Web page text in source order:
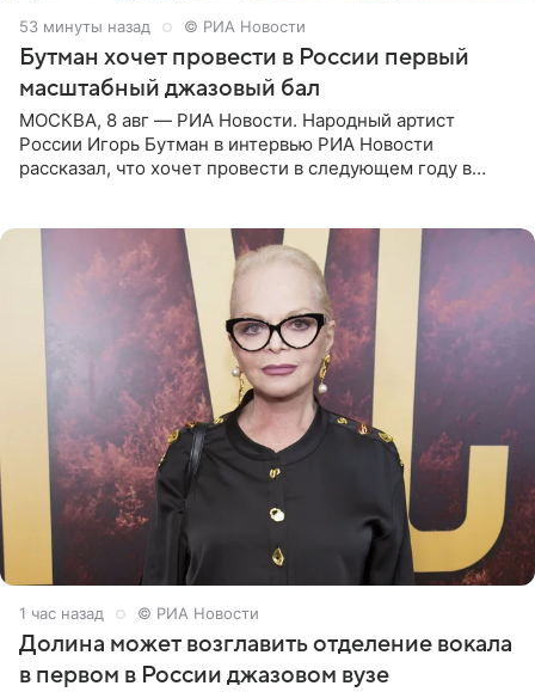
53 минуты назад © РИА Новости
Бутман хочет провести в России первый
масштабный джазовый бал
МОСКВА, 8 авг — РИА Новости. Народный артист
России Игорь Бутман в интервью РИА Новости
рассказал, что хочет провести в следующем году в
1 час назад © РИА Новости
Долина может возглавить отделение вокала
в первом в России джазовом вузе